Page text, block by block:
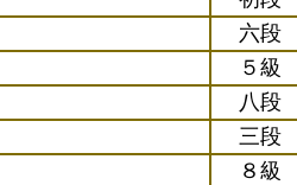
六段
５級
八段
三段
８級